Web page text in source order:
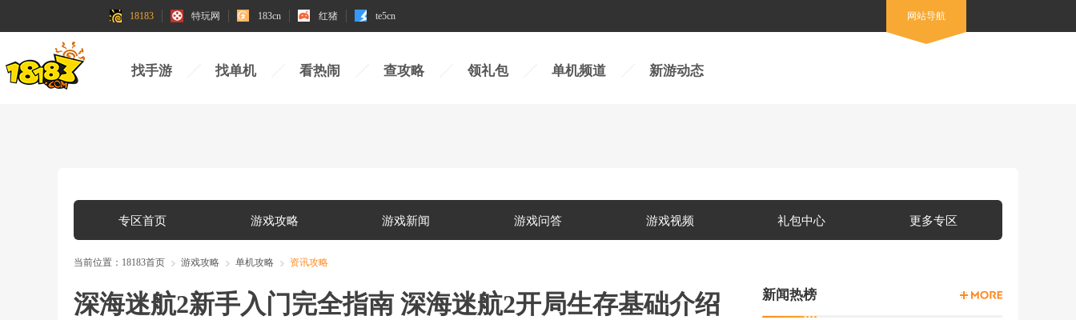
18183 特玩网 183cn 红猪 te5cn 网站导航
找手游 找单机 看热闹 查攻略 领礼包 单机频道 新游动态
专区首页 游戏攻略 游戏新闻 游戏问答 游戏视频 礼包中心 更多专区
当前位置： 18183首页 游戏攻略 单机攻略 资讯攻略
深海迷航2新手入门完全指南 深海迷航2开局生存基础介绍 新闻热榜